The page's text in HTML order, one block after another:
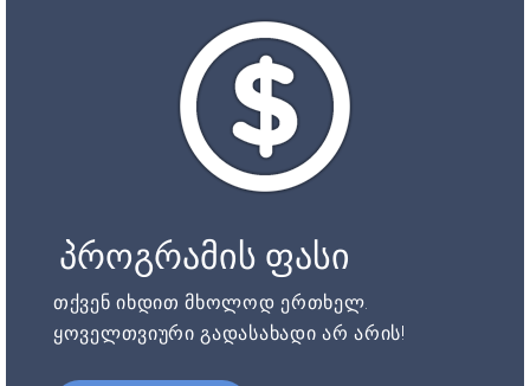
პროგრამის ფასი
თქვენ იხდით მხოლოდ ერთხელ.
ყოველთვიური გადასახადი არ არის!